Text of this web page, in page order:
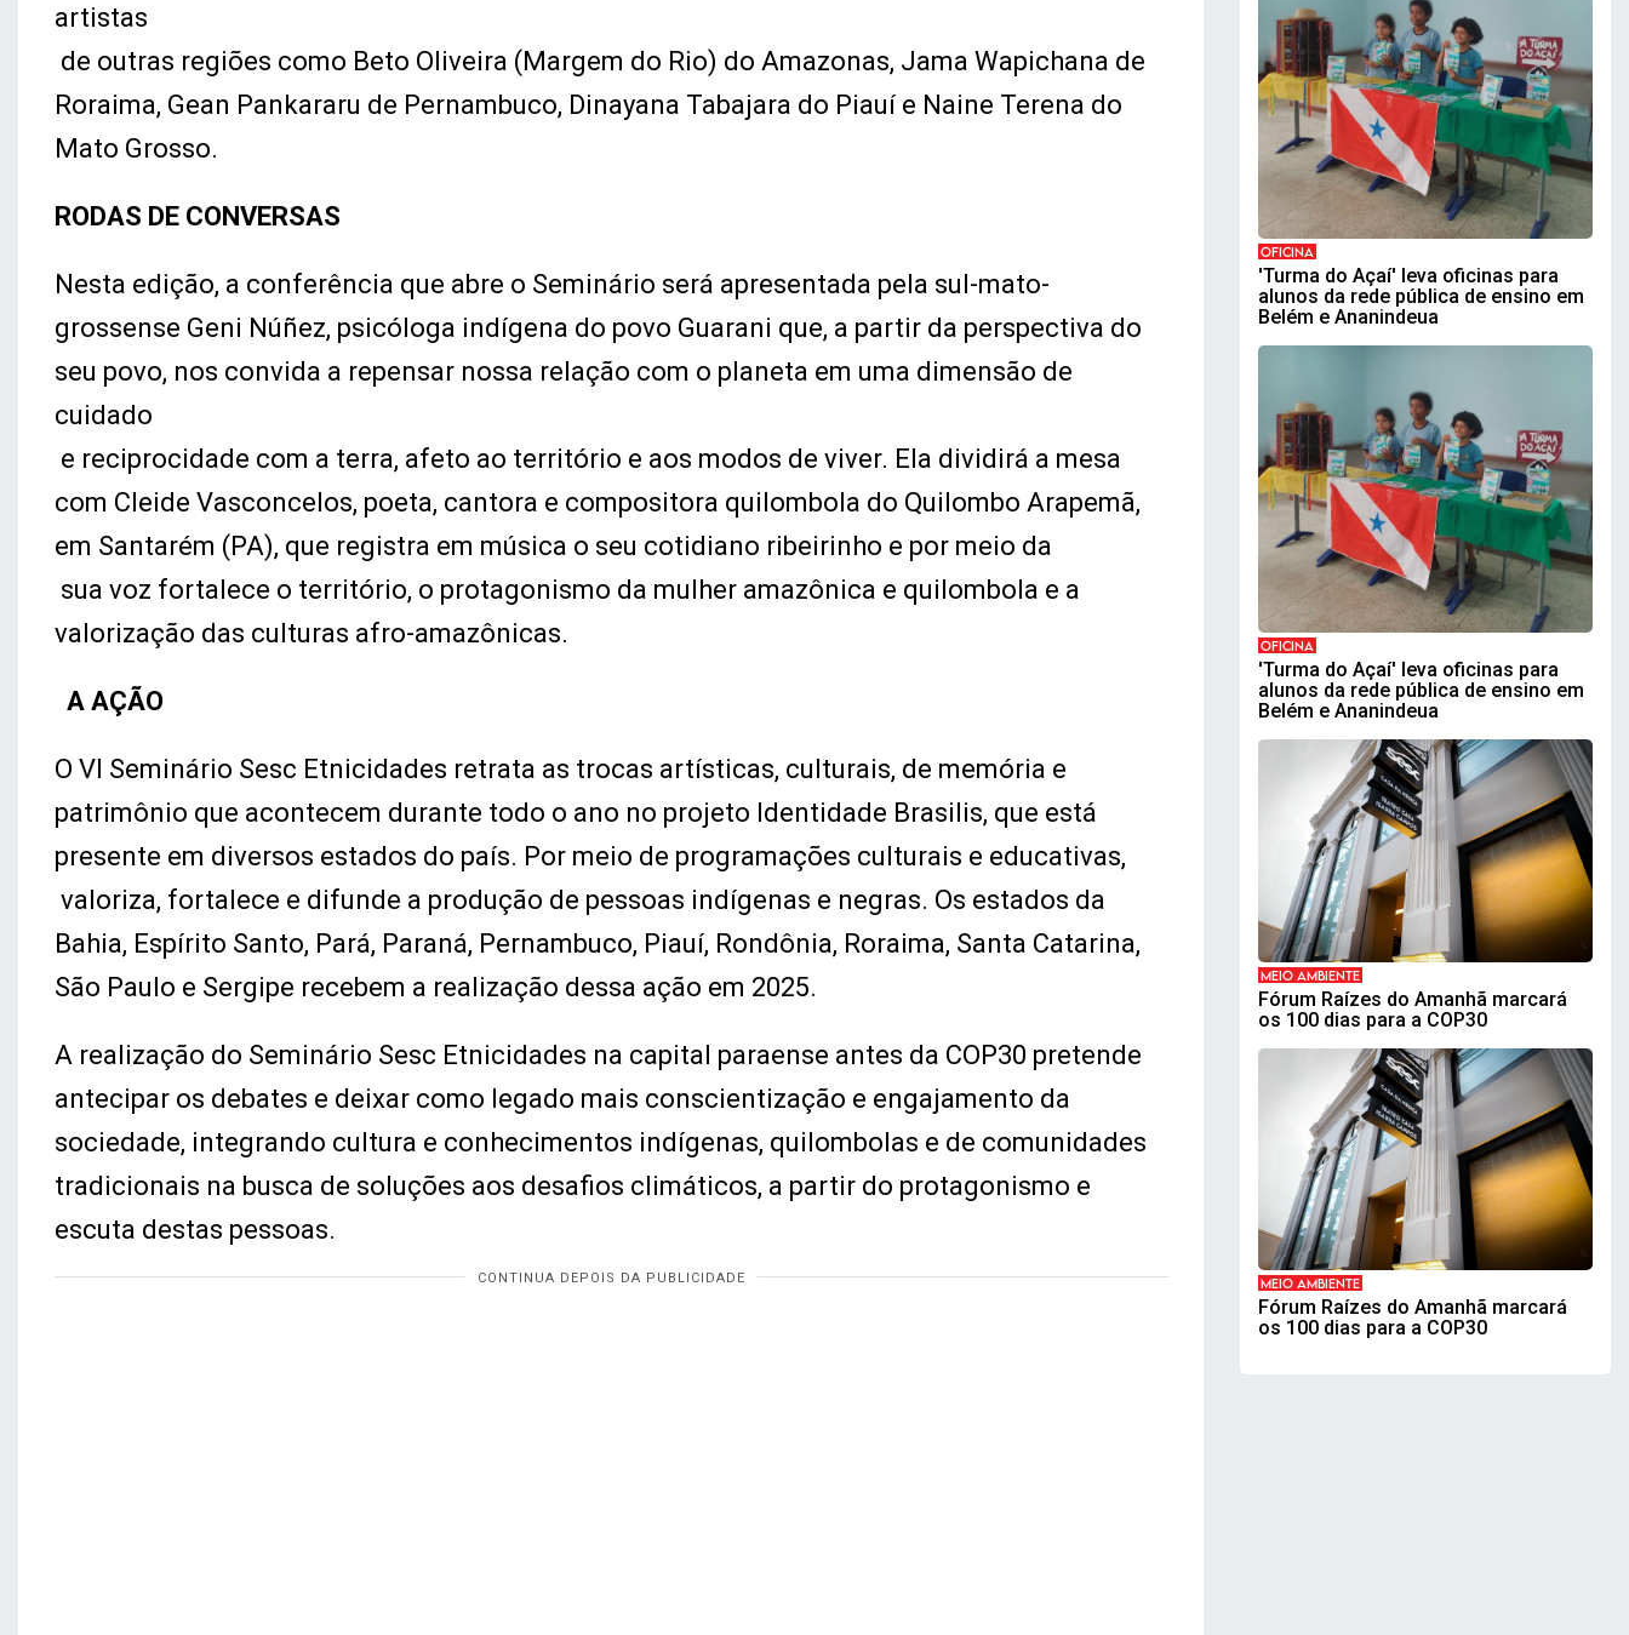
artistas
de outras regiões como Beto Oliveira (Margem do Rio) do Amazonas, Jama Wapichana de
Roraima, Gean Pankararu de Pernambuco, Dinayana Tabajara do Piauí e Naine Terena do
Mato Grosso.
RODAS DE CONVERSAS
Nesta edição, a conferência que abre o Seminário será apresentada pela sul-mato-
grossense Geni Núñez, psicóloga indígena do povo Guarani que, a partir da perspectiva do
seu povo, nos convida a repensar nossa relação com o planeta em uma dimensão de
cuidado
e reciprocidade com a terra, afeto ao território e aos modos de viver. Ela dividirá a mesa
com Cleide Vasconcelos, poeta, cantora e compositora quilombola do Quilombo Arapemã,
em Santarém (PA), que registra em música o seu cotidiano ribeirinho e por meio da
sua voz fortalece o território, o protagonismo da mulher amazônica e quilombola e a
valorização das culturas afro-amazônicas.
A AÇÃO
O VI Seminário Sesc Etnicidades retrata as trocas artísticas, culturais, de memória e
patrimônio que acontecem durante todo o ano no projeto Identidade Brasilis, que está
presente em diversos estados do país. Por meio de programações culturais e educativas,
valoriza, fortalece e difunde a produção de pessoas indígenas e negras. Os estados da
Bahia, Espírito Santo, Pará, Paraná, Pernambuco, Piauí, Rondônia, Roraima, Santa Catarina,
São Paulo e Sergipe recebem a realização dessa ação em 2025.
A realização do Seminário Sesc Etnicidades na capital paraense antes da COP30 pretende
antecipar os debates e deixar como legado mais conscientização e engajamento da
sociedade, integrando cultura e conhecimentos indígenas, quilombolas e de comunidades
tradicionais na busca de soluções aos desafios climáticos, a partir do protagonismo e
escuta destas pessoas.
OFICINA
'Turma do Açaí' leva oficinas para
alunos da rede pública de ensino em
Belém e Ananindeua
OFICINA
'Turma do Açaí' leva oficinas para
alunos da rede pública de ensino em
Belém e Ananindeua
MEIO AMBIENTE
Fórum Raízes do Amanhã marcará
os 100 dias para a COP30
MEIO AMBIENTE
Fórum Raízes do Amanhã marcará
os 100 dias para a COP30